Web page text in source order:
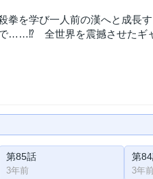
を学び一人前の漢へと成長
……⁉ 全世界を震撼させたギ
第85話
3年前
第
3年前